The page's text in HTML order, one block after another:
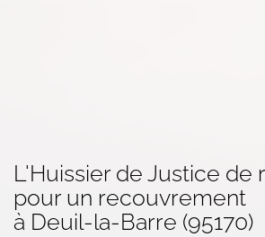
L'Huissier de Justice de
pour un recouvrement
à Deuil-la-Barre (95170)